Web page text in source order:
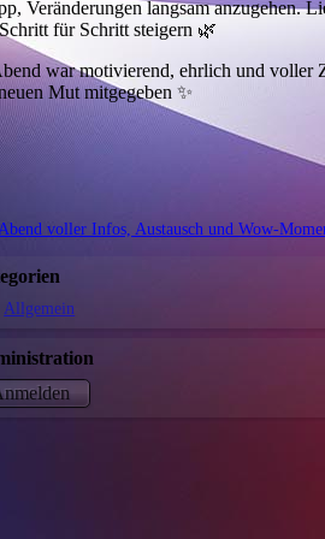
Veränderungen langsam anzugehen.
für Schritt steigern 🌿
war motivierend, ehrlich und voller
Mut mitgegeben ✨
voller Infos, Austausch und Wow-
Allgemein